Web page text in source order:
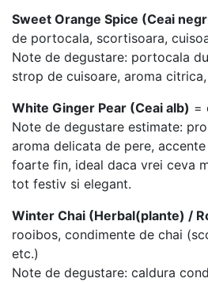
Sweet Orange Spice (Ceai
de portocala, scortisoara,
Note de degustare: portocala
strop de cuisoare, aroma
White Ginger Pear (Ceai alb) =
Note de degustare estimate:
aroma delicata de pere,
foarte fin, ideal daca vrei ceva
tot festiv si elegant.
Winter Chai (Herbal(plante) /
rooibos, condimente de chai
etc.)
Note de degustare: caldura